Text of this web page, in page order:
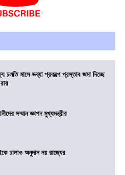
চলতি মাসে ভব্যা প্রকল্পে প্রস্তাব জমা দিচ্ছে
সম্মান জ্ঞাপন মুখ্যমন্ত্রীর
ঢালাও অনুদান নয় রাজ্যের